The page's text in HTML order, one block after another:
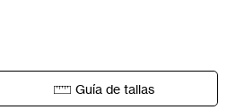
Guía de tallas